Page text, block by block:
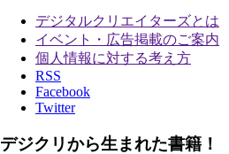
デジタルクリエイターズとは
イベント・広告掲載のご案内
個人情報に対する考え方
RSS
Facebook
Twitter
デジクリから生まれた書籍！